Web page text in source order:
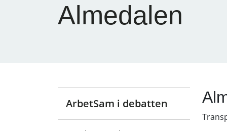
Almedalen
ArbetSam i debatten